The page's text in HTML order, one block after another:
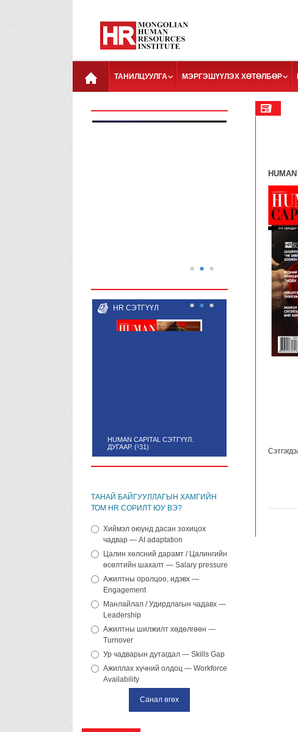
ТАНИЛЦУУЛГА МЭРГЭШҮҮЛЭХ ХӨТӨЛБӨР
● ● ●
HR СЭТГҮҮЛ
HUMAN CAPITAL СЭТГҮҮЛ.
ДУГААР. (¹31)
● ● ●
ТАНАЙ БАЙГУУЛЛАГЫН ХАМГИЙН
ТОМ HR СОРИЛТ ЮУ ВЭ?
Хиймэл оюунд дасан зохицох
чадвар — AI adaptation
Цалин хөлсний дарамт / Цалингийн
өсөлтийн шахалт — Salary pressure
Ажилтны оролцоо, идэвх —
Engagement
Манлайлал / Удирдлагын чадавх —
Leadership
Ажилтны шилжилт хөдөлгөөн —
Turnover
Ур чадварын дутагдал — Skills Gap
Ажиллах хүчний олдоц — Workforce
Availability